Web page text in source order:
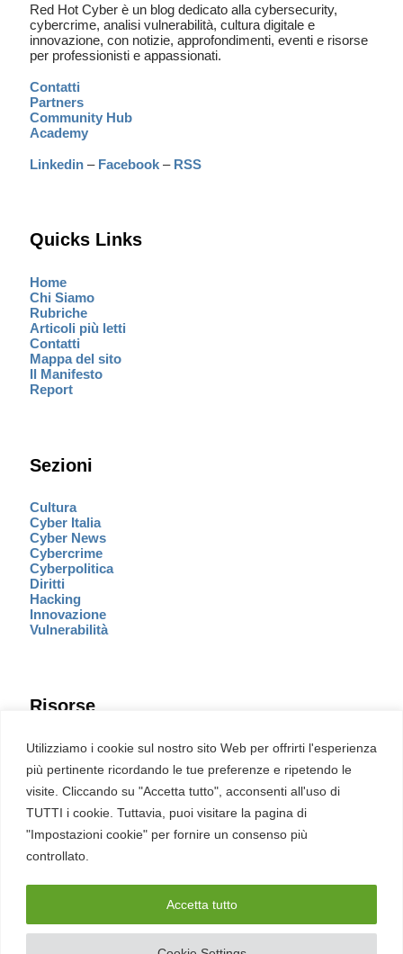
Utilizziamo i cookie sul nostro sito Web per offrirti l'esperienza
più pertinente ricordando le tue preferenze e ripetendo le
visite. Cliccando su "Accetta tutto", acconsenti all'uso di
TUTTI i cookie. Tuttavia, puoi visitare la pagina di
"Impostazioni cookie" per fornire un consenso più
controllato.
Accetta tutto
Red Hot Cyber è un blog dedicato alla cybersecurity,
cybercrime, analisi vulnerabilità, cultura digitale e
innovazione, con notizie, approfondimenti, eventi e risorse
per professionisti e appassionati.
Contatti
Partners
Community Hub
Academy
Linkedin – Facebook – RSS
Quicks Links
Home
Chi Siamo
Rubriche
Articoli più letti
Contatti
Mappa del sito
Il Manifesto
Report
Sezioni
Cultura
Cyber Italia
Cyber News
Cybercrime
Cyberpolitica
Diritti
Hacking
Innovazione
Vulnerabilità
Risorse
Eventi
Fumetto Cyber
Newsletter
Servizi
Pubblicità
English
Ultime CVE critiche
2026 – REDHOTCYBER Srl. Tutti i diritti riservati